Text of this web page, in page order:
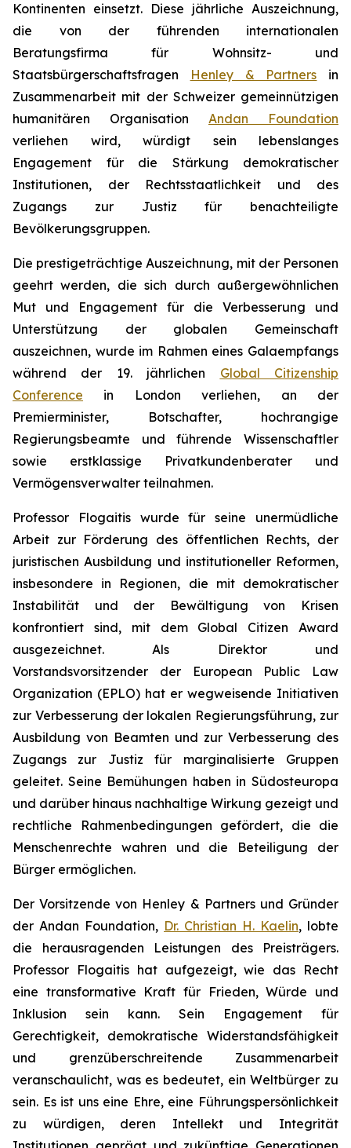
Kontinenten einsetzt. Diese jährliche Auszeichnung,
die von der führenden internationalen
Beratungsfirma für Wohnsitz- und
Staatsbürgerschaftsfragen
Henley & Partners in
Zusammenarbeit mit der Schweizer gemeinnützigen
humanitären Organisation Andan Foundation
verliehen wird, würdigt sein lebenslanges
Engagement für die Stärkung demokratischer
Institutionen, der Rechtsstaatlichkeit und des
Zugangs zur Justiz für benachteiligte
Bevölkerungsgruppen.
Die prestigeträchtige Auszeichnung, mit der Personen
geehrt werden, die sich durch außergewöhnlichen
Mut und Engagement für die Verbesserung und
Unterstützung der globalen Gemeinschaft
auszeichnen, wurde im Rahmen eines Galaempfangs
während der 19. jährlichen Global Citizenship
Conference in London verliehen, an der
Premierminister, Botschafter, hochrangige
Regierungsbeamte und führende Wissenschaftler
sowie erstklassige Privatkundenberater und
Vermögensverwalter teilnahmen.
Professor Flogaitis wurde für seine unermüdliche
Arbeit zur Förderung des öffentlichen Rechts, der
juristischen Ausbildung und institutioneller Reformen,
insbesondere in Regionen, die mit demokratischer
Instabilität und der Bewältigung von Krisen
konfrontiert sind, mit dem Global Citizen Award
ausgezeichnet. Als Direktor und
Vorstandsvorsitzender der European Public Law
Organization (EPLO) hat er wegweisende Initiativen
zur Verbesserung der lokalen Regierungsführung, zur
Ausbildung von Beamten und zur Verbesserung des
Zugangs zur Justiz für marginalisierte Gruppen
geleitet. Seine Bemühungen haben in Südosteuropa
und darüber hinaus nachhaltige Wirkung gezeigt und
rechtliche Rahmenbedingungen gefördert, die die
Menschenrechte wahren und die Beteiligung der
Bürger ermöglichen.
Der Vorsitzende von Henley & Partners und Gründer
der Andan Foundation, Dr. Christian H. Kaelin, lobte
die herausragenden Leistungen des Preisträgers.
Professor Flogaitis hat aufgezeigt, wie das Recht
eine transformative Kraft für Frieden, Würde und
Inklusion sein kann. Sein Engagement für
Gerechtigkeit, demokratische Widerstandsfähigkeit
und grenzüberschreitende Zusammenarbeit
veranschaulicht, was es bedeutet, ein Weltbürger zu
sein. Es ist uns eine Ehre, eine Führungspersönlichkeit
zu würdigen, deren Intellekt und Integrität